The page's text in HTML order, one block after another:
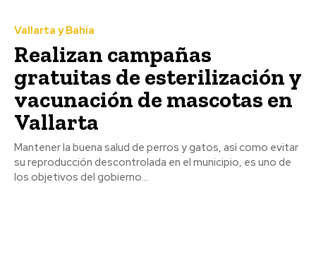
Vallarta y Bahía
Realizan campañas
gratuitas de esterilización y
vacunación de mascotas en
Vallarta
Mantener la buena salud de perros y gatos, así como evitar
su reproducción descontrolada en el municipio, es uno de
los objetivos del gobierno...